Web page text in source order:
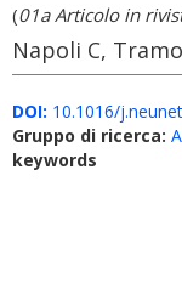
(01a Articolo in
Napoli C,
DOI: 10.1016/
Gruppo di ricerca:
keywords